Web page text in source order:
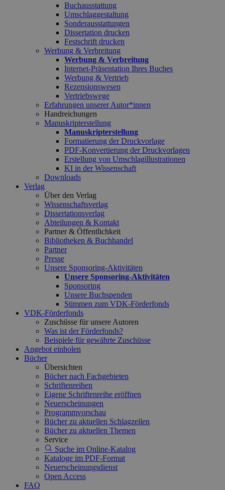
Buchausstattung
Umschlaggestaltung
Sonderausstattungen
Dissertation drucken
Festschrift drucken
Werbung & Verbreitung
Werbung & Verbreitung
Internet-Präsentation Ihres Buches
Werbung & Vertrieb
Rezensionswesen
Vertriebswege
Erfahrungen unserer Autor*innen
Handreichungen
Manuskripterstellung
Manuskripterstellung
Formatierung der Druckvorlage
PDF-Konvertierung der Druckvorlagen
Erstellung von Umschlagillustrationen
KI in der Wissenschaft
Downloads
Verlag
Über den Verlag
Wissenschaftsverlag
Dissertationsverlag
Abteilungen & Kontakt
Partner & Öffentlichkeit
Bibliotheken & Buchhandel
Partner
Presse
Unsere Sponsoring-Aktivitäten
Unsere Sponsoring-Aktivitäten
Sponsoring
Unsere Buchspenden
Stimmen zum VDK-Förderfonds
VDK-Förderfonds
Zuschüsse für unsere Autoren
Was ist der Förderfonds?
Beispiele für gewährte Zuschüsse
Angebot einholen
Bücher
Übersichten
Bücher nach Fachgebieten
Schriftenreihen
Eigene Schriftenreihe eröffnen
Neuerscheinungen
Programmvorschau
Bücher zu aktuellen Schlagzeilen
Bücher zu aktuellen Themen
Service
Suche im Online-Katalog
Kataloge im PDF-Format
Neuerscheinungsdienst
Open Access
FAQ